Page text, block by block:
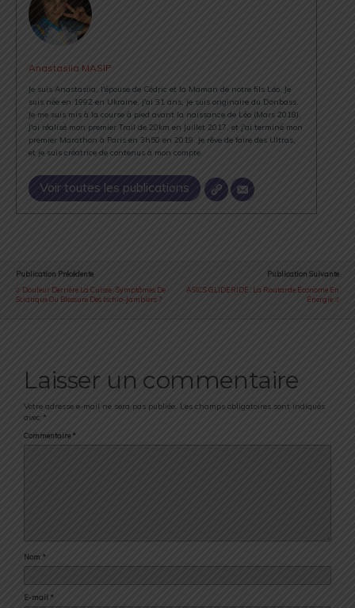
Anastasiia MASIP
Je suis Anastasiia, l'épouse de Cédric et la Maman de notre fils Léo. Je
suis née en 1992 en Ukraine, j'ai 31 ans, je suis originaire du Donbass.
Je me suis mis à la course à pied avant la naissance de Léo (Mars 2018).
J'ai réalisé mon premier Trail de 20km en Juillet 2017, et j'ai terminé mon
premier Marathon à Paris en 3h50 en 2019. Je rêve de faire des Ultras,
et je suis créatrice de contenus à mon compte.
Voir toutes les publications
Publication Précédente
Douleur Derrière La Cuisse : Symptômes De
Sciatique Ou Blessure Des Ischio-Jambiers ?
Publication Suivante
ASICS GLIDERIDE : La Routarde Économe En
Énergie
Laisser un commentaire
Votre adresse e-mail ne sera pas publiée. Les champs obligatoires sont indiqués
avec *
Commentaire *
Nom *
E-mail *